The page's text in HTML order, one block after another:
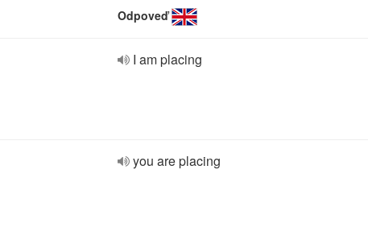
Odpoveď
I am placing
you are placing